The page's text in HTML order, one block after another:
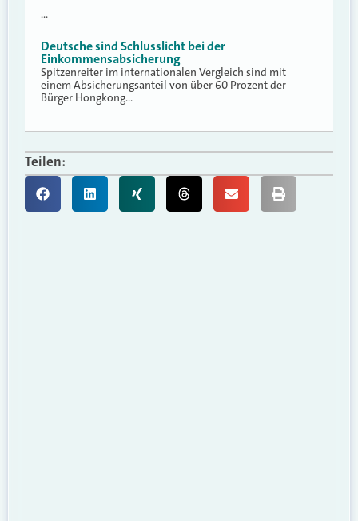
…
Deutsche sind Schlusslicht bei der
Einkommensabsicherung
Spitzenreiter im internationalen Vergleich sind mit
einem Absicherungsanteil von über 60 Prozent der
Bürger Hongkong…
Teilen: